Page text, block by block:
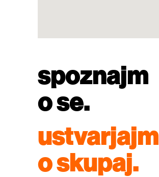
spoznajm
o se.
ustvarjajm
o skupaj.